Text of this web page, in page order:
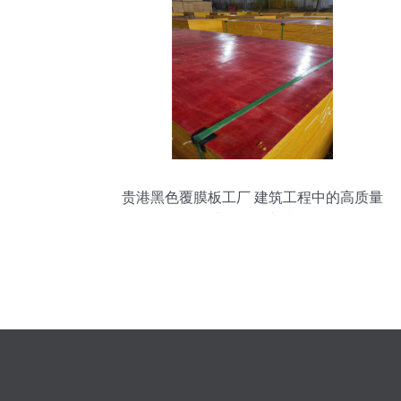
贵港黑色覆膜板工厂 建筑工程中的高质量